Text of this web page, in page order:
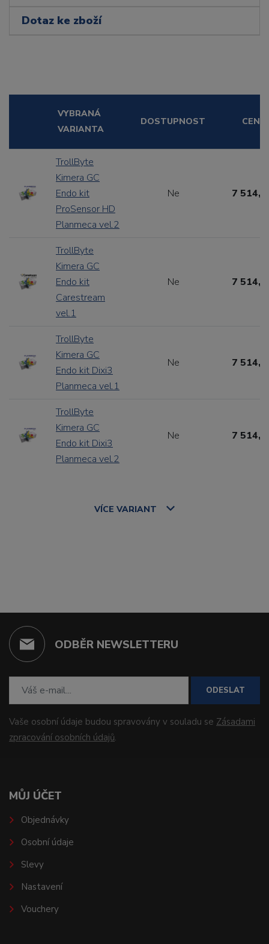
Dotaz ke zboží
VYBRANÁ
VARIANTA
DOSTUPNOST CENA
TrollByte
Kimera GC
Endo kit
ProSensor HD
Planmeca vel.2
Ne 7
TrollByte
Kimera GC
Endo kit
Carestream
vel.1
Ne 7
TrollByte
Kimera GC
Endo kit Dixi3
Planmeca vel.1
Ne 7
TrollByte
Kimera GC
Endo kit Dixi3
Planmeca vel.2
Ne 7
VÍCE VARIANT
ODBĚR NEWSLETTERU
ODESLAT
Vaše osobní údaje budou spravovány v souladu se Zásadami
zpracování osobních údajů.
MŮJ ÚČET
Objednávky
Osobní údaje
Slevy
Nastavení
Vouchery